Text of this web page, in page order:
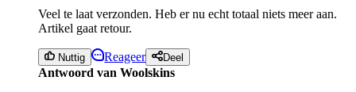
Veel te laat verzonden. Heb er nu echt totaal niets meer aan.
Artikel gaat retour.
Nuttig Reageer Deel
Antwoord van Woolskins